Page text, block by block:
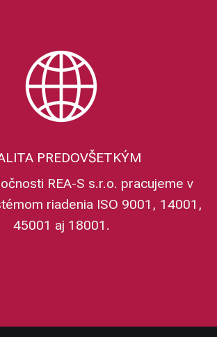
PREDOVŠETKÝM
REA-S s.r.o. pracujeme v
riadenia ISO 9001, 14001,
45001 aj 18001.